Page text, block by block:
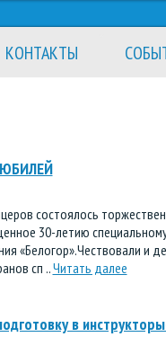
КОНТАКТЫ
состоялось
30-летию
«Белогор».Чествовали и
сп ..Читать далее
в